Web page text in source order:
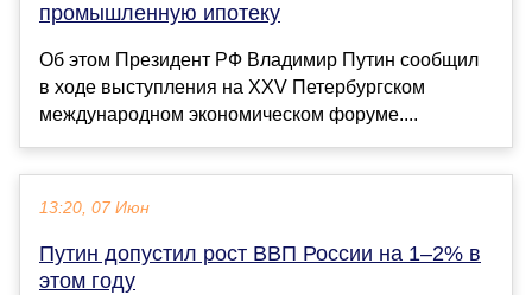
промышленную ипотеку
Об этом Президент РФ Владимир Путин сообщил
в ходе выступления на XXV Петербургском
международном экономическом форуме....
13:20, 07 Июн
Путин допустил рост ВВП России на 1–2% в
этом году